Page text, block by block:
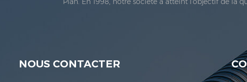
métrologie légale En 1999, Xiamen Jadéraire
NOUS CONTACTER